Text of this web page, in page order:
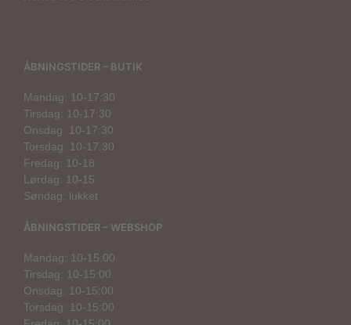
ÅBNINGSTIDER – BUTIK
Mandag: 10-17:30
Tirsdag: 10-17:30
Onsdag: 10-17:30
Torsdag: 10-17:30
Fredag: 10-18
Lørdag: 10-15
Søndag: lukket
ÅBNINGSTIDER – WEBSHOP
Mandag: 10-15:00
Tirsdag: 10-15:00
Onsdag: 10-15:00
Torsdag: 10-15:00